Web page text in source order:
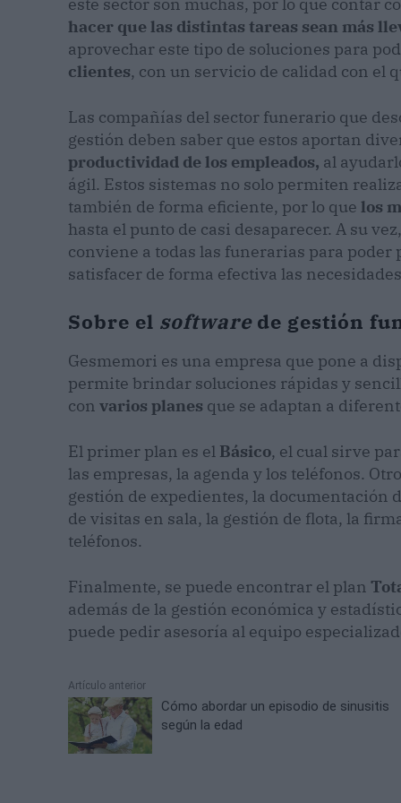
este sector son muchas, por lo que contar
hacer que las distintas tareas sean más
aprovechar este tipo de soluciones para
clientes, con un servicio de calidad con el
Las compañías del sector funerario que
gestión deben saber que estos aportan
productividad de los empleados, al
ágil. Estos sistemas no solo permiten
también de forma eficiente, por lo que los
hasta el punto de casi desaparecer. A su
conviene a todas las funerarias para
satisfacer de forma efectiva las
Sobre el software de gestión
Gesmemori es una empresa que pone a
permite brindar soluciones rápidas y
con varios planes que se adaptan a
El primer plan es el Básico, el cual sirve
las empresas, la agenda y los teléfonos.
gestión de expedientes, la documentación
de visitas en sala, la gestión de flota, la
teléfonos.
Finalmente, se puede encontrar el plan
además de la gestión económica y
puede pedir asesoría al equipo
Artículo anterior
Cómo abordar un episodio de sinusitis
según la edad